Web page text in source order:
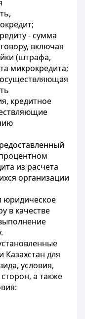
- сумма
включая
(штрафа,
микрокредита;
кредитное
из расчета
организации
юридическое
в качестве
Казахстан для
условия,
а также